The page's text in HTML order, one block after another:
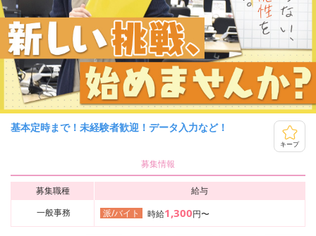
基本定時まで！未経験者歓迎！データ入力など！
キープ
募集情報
募集職種
給与
一般事務
派/バイト 時給1,300円〜